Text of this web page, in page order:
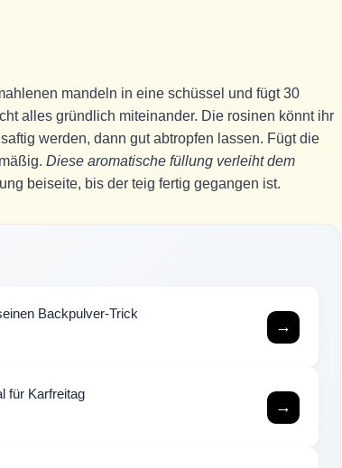
mandeln in eine schüssel und fügt 30
alles gründlich miteinander. Die rosinen könnt ihr
werden, dann gut abtropfen lassen. Fügt die
Diese aromatische füllung verleiht dem
beiseite, bis der teig fertig gegangen ist.
Backpulver-Trick
→
für Karfreitag
→